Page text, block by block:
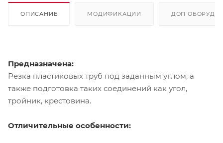
ОПИСАНИЕ МОДИФИКАЦИИ ДОП
Предназначена:
Резка пластиковых труб под заданным углом, а
также подготовка таких соединений как угол,
тройник, крестовина.
Отличительные особенности: